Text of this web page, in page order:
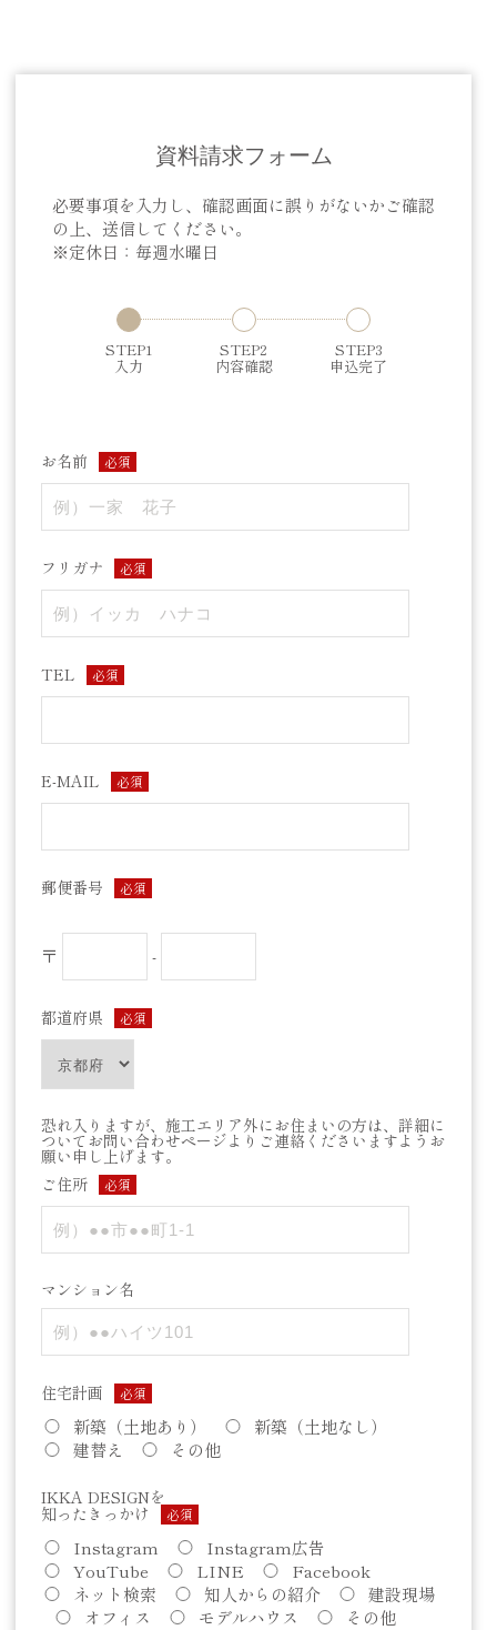
資料請求フォーム
必要事項を入力し、確認画面に誤りがないかご確認
の上、送信してください。
※定休日：毎週水曜日
STEP1
入力
STEP2
内容確認
STEP3
申込完了
お名前 必須
フリガナ 必須
TEL 必須
E-MAIL 必須
郵便番号 必須
〒 -
都道府県 必須
恐れ入りますが、施工エリア外にお住まいの方は、詳細に
ついてお問い合わせページよりご連絡くださいますようお
願い申し上げます。
ご住所
必須
マンション名
住宅計画 必須
新築（土地あり）
新築（土地なし）
建替え
その他
IKKA DESIGNを
知ったきっかけ 必須
Instagram
Instagram広告
YouTube
LINE
Facebook
ネット検索
知人からの紹介
建設現場
オフィス
モデルハウス その他